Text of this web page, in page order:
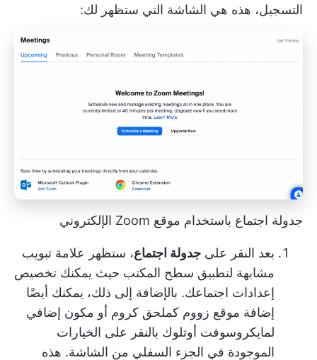
التسجيل، هذه هي الشاشة التي ستظهر لك:
جدولة اجتماع باستخدام موقع Zoom الإلكتروني
بعد النقر على جدولة اجتماع، ستظهر علامة تبويب
مشابهة لتطبيق سطح المكتب حيث يمكنك تخصيص
إعدادات اجتماعك. بالإضافة إلى ذلك، يمكنك أيضًا
إضافة موقع زووم كملحق كروم أو مكون إضافي
لمايكروسوفت أوتلوك بالنقر على الخيارات
الموجودة في الجزء السفلي من الشاشة. هذه